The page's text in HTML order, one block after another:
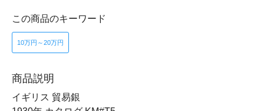
この商品のキーワード
10万円～20万円
商品説明
イギリス 貿易銀